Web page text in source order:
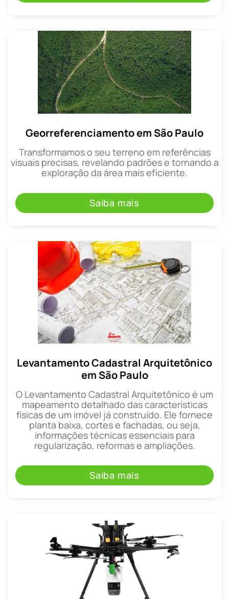
Georreferenciamento em São Paulo
Transformamos o seu terreno em referências
visuais precisas, revelando padrões e tornando a
exploração da área mais eficiente.
Saiba mais
Levantamento Cadastral Arquitetônico
em São Paulo
O Levantamento Cadastral Arquitetônico é um
mapeamento detalhado das características
físicas de um imóvel já construído. Ele fornece
planta baixa, cortes e fachadas, ou seja,
informações técnicas essenciais para
regularização, reformas e ampliações.
Saiba mais